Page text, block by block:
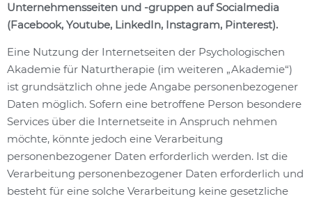
Unternehmensseiten und -gruppen auf Socialmedia
(Facebook, Youtube, LinkedIn, Instagram, Pinterest).
Eine Nutzung der Internetseiten der Psychologischen
Akademie für Naturtherapie (im weiteren „Akademie“)
ist grundsätzlich ohne jede Angabe personenbezogener
Daten möglich. Sofern eine betroffene Person besondere
Services über die Internetseite in Anspruch nehmen
möchte, könnte jedoch eine Verarbeitung
personenbezogener Daten erforderlich werden. Ist die
Verarbeitung personenbezogener Daten erforderlich und
besteht für eine solche Verarbeitung keine gesetzliche